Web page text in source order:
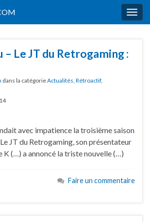
Le JT du Retrogaming :
dans la catégorieActualités, Rétroactif,
avec impatience la troisième saison
JT du Retrogaming, son présentateur
K (…) a annoncé la triste nouvelle (…)
Faire un commentaire